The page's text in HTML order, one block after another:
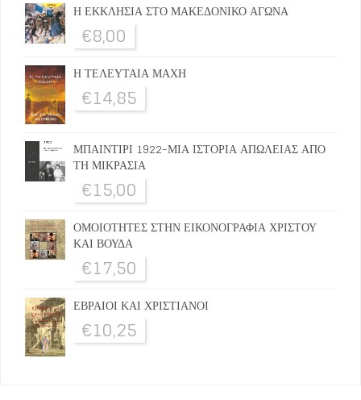
Η ΕΚΚΛΗΣΙΑ ΣΤΟ ΜΑΚΕΔΟΝΙΚΟ ΑΓΩΝΑ
€8,00
Η ΤΕΛΕΥΤΑΙΑ ΜΑΧΗ
€14,85
ΜΠΑΙΝΤΙΡΙ 1922-ΜΙΑ ΙΣΤΟΡΙΑ ΑΠΩΛΕΙΑΣ ΑΠΟ
ΤΗ ΜΙΚΡΑΣΙΑ
€15,00
ΟΜΟΙΟΤΗΤΕΣ ΣΤΗΝ ΕΙΚΟΝΟΓΡΑΦΙΑ ΧΡΙΣΤΟΥ
ΚΑΙ ΒΟΥΔΑ
€17,50
ΕΒΡΑΙΟΙ ΚΑΙ ΧΡΙΣΤΙΑΝΟΙ
€10,25